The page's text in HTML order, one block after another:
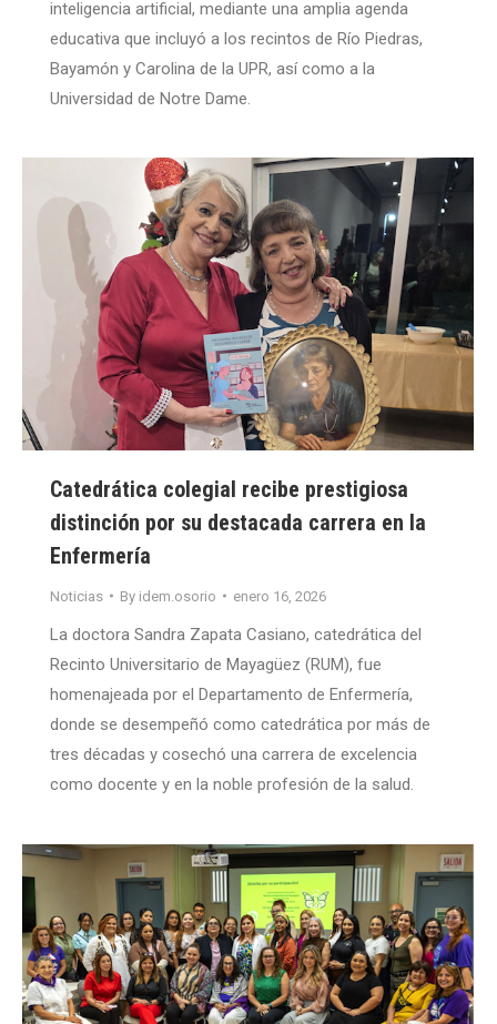
inteligencia artificial, mediante una amplia agenda
educativa que incluyó a los recintos de Río Piedras,
Bayamón y Carolina de la UPR, así como a la
Universidad de Notre Dame.
Catedrática colegial recibe prestigiosa
distinción por su destacada carrera en la
Enfermería
Noticias By idem.osorio enero 16, 2026
La doctora Sandra Zapata Casiano, catedrática del
Recinto Universitario de Mayagüez (RUM), fue
homenajeada por el Departamento de Enfermería,
donde se desempeñó como catedrática por más de
tres décadas y cosechó una carrera de excelencia
como docente y en la noble profesión de la salud.